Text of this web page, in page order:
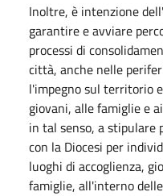
Inoltre, è intenzione
garantire e avviare
processi di
città, anche nelle
l'impegno sul territorio
giovani, alle famiglie e
in tal senso, a
con la Diocesi per
luoghi di accoglienza,
famiglie, all'interno